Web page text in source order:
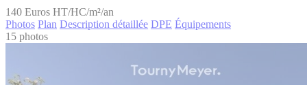
140 Euros HT/HC/m²/an
Photos Plan Description détaillée DPE Équipements
15 photos